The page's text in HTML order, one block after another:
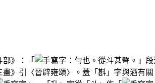
》：「
：勻也。從斗甚聲。」
畫》引〈晉辟雍頌〉。蓋「斟」字與酒有